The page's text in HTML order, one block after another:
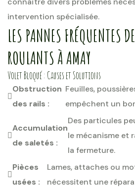
intervention spécialisée.
LES PANNES FRÉQUENTES
ROULANTS À AMAY
Volet Bloqué : Causes et Solutions
Obstruction
des rails :
Feuilles,
empêchent un
Accumulation
de saletés :
Des particules
le mécanisme et
la fermeture.
Pièces
usées :
Lames, attaches ou
nécessitent une